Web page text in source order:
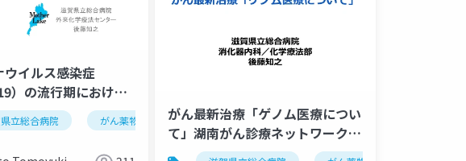
法 covid19 新型コロナウイルス
ウイルス感染症
）の流行期における
法の指針 20200413
立総合病院 がん薬物療法 化学療法 腫瘍内科
がん最新治療「ゲノム医療につい
て」湖南がん診療ネットワーク
20190711